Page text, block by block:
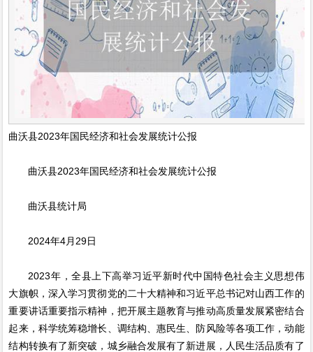
曲沃县2023年国民经济和社会发展统计公报
曲沃县2023年国民经济和社会发展统计公报
曲沃县统计局
2024年4月29日
2023年，全县上下高举习近平新时代中国特色社会主义思想伟
大旗帜，深入学习贯彻党的二十大精神和习近平总书记对山西工作的
重要讲话重要指示精神，把开展主题教育与推动高质量发展紧密结合
起来，科学统筹稳增长、调结构、惠民生、防风险等各项工作，动能
结构转换有了新突破，城乡融合发展有了新进展，人民生活品质有了